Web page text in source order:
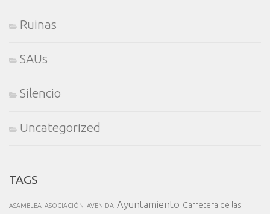
Ruinas
SAUs
Silencio
Uncategorized
TAGS
ASAMBLEA ASOCIACIÓN AVENIDA Ayuntamiento Carretera de las